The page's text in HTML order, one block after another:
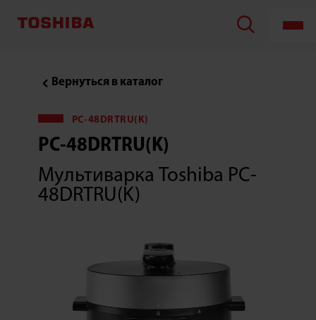
Toshiba
Вернуться в каталог
PC-48DRTRU(K)
PC-48DRTRU(K)
Мультиварка Toshiba PC-
48DRTRU(K)